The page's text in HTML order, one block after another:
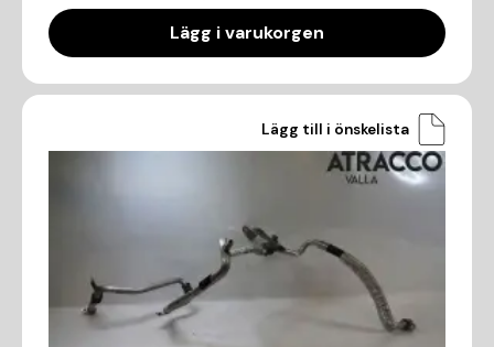
Lägg i varukorgen
Lägg till i önskelista